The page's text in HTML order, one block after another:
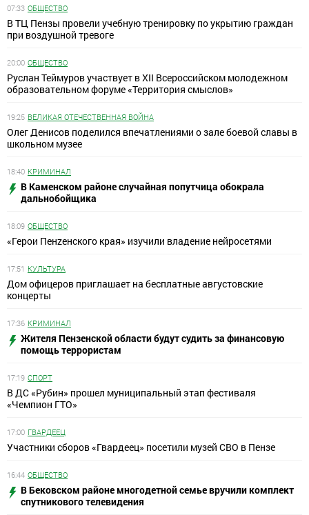
07:33 ОБЩЕСТВО
В ТЦ Пензы провели учебную тренировку по укрытию граждан
при воздушной тревоге
20:00 ОБЩЕСТВО
Руслан Теймуров участвует в XII Всероссийском молодежном
образовательном форуме «Территория смыслов»
19:25 ВЕЛИКАЯ ОТЕЧЕСТВЕННАЯ ВОЙНА
Олег Денисов поделился впечатлениями о зале боевой славы в
школьном музее
18:40 КРИМИНАЛ
В Каменском районе случайная попутчица обокрала
дальнобойщика
18:09 ОБЩЕСТВО
«Герои Пенzенского края» изучили владение нейросетями
17:51 КУЛЬТУРА
Дом офицеров приглашает на бесплатные августовские
концерты
17:36 КРИМИНАЛ
Жителя Пензенской области будут судить за финансовую
помощь террористам
17:19 СПОРТ
В ДС «Рубин» прошел муниципальный этап фестиваля
«Чемпион ГТО»
17:00 ГВАРДЕЕЦ
Участники сборов «Гвардеец» посетили музей СВО в Пензе
16:44 ОБЩЕСТВО
В Бековском районе многодетной семье вручили комплект
спутникового телевидения